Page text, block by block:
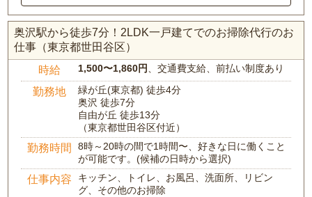
奥沢駅から徒歩7分！2LDK一戸建てでのお掃除代行のお
仕事（東京都世田谷区）
時給 1,500〜1,860円、交通費支給、前払い制度あり
勤務地
緑が丘(東京都) 徒歩4分
奥沢 徒歩7分
自由が丘 徒歩13分
（東京都世田谷区付近）
勤務時間
8時～20時の間で1時間〜、好きな日に働くこと
が可能です。(候補の日時から選択)
仕事内容
キッチン、トイレ、お風呂、洗面所、リビン
グ、その他のお掃除